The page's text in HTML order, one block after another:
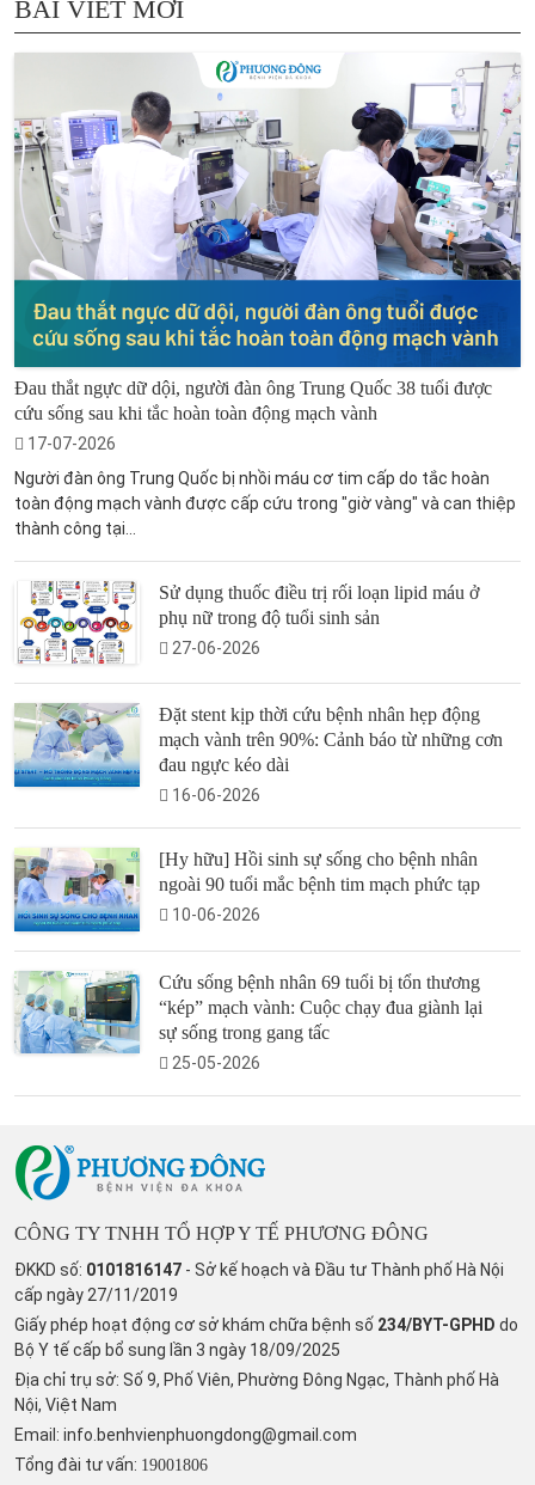
BÀI VIẾT MỚI
Đau thắt ngực dữ dội, người đàn ông Trung Quốc 38 tuổi được
cứu sống sau khi tắc hoàn toàn động mạch vành
17-07-2026
Người đàn ông Trung Quốc bị nhồi máu cơ tim cấp do tắc hoàn
toàn động mạch vành được cấp cứu trong "giờ vàng" và can thiệp
thành công tại...
Sử dụng thuốc điều trị rối loạn lipid máu ở
phụ nữ trong độ tuổi sinh sản
27-06-2026
Đặt stent kịp thời cứu bệnh nhân hẹp động
mạch vành trên 90%: Cảnh báo từ những cơn
đau ngực kéo dài
16-06-2026
[Hy hữu] Hồi sinh sự sống cho bệnh nhân
ngoài 90 tuổi mắc bệnh tim mạch phức tạp
10-06-2026
Cứu sống bệnh nhân 69 tuổi bị tổn thương
“kép” mạch vành: Cuộc chạy đua giành lại
sự sống trong gang tấc
25-05-2026
CÔNG TY TNHH TỔ HỢP Y TẾ PHƯƠNG ĐÔNG
ĐKKD số: 0101816147 - Sở kế hoạch và Đầu tư Thành phố Hà Nội
cấp ngày 27/11/2019
Giấy phép hoạt động cơ sở khám chữa bệnh số 234/BYT-GPHD do
Bộ Y tế cấp bổ sung lần 3 ngày 18/09/2025
Địa chỉ trụ sở: Số 9, Phố Viên, Phường Đông Ngạc, Thành phố Hà
Nội, Việt Nam
Email: info.benhvienphuongdong@gmail.com
Tổng đài tư vấn: 19001806